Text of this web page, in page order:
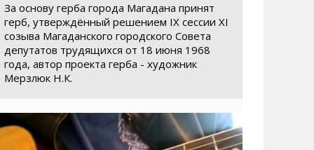
За основу герба города Магадана принят
герб, утверждённый решением IX сессии XI
созыва Магаданского городского Совета
депутатов трудящихся от 18 июня 1968
года, автор проекта герба - художник
Мерзлюк Н.К.